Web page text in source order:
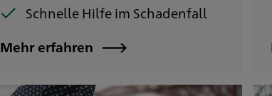
Schnelle Hilfe im Schadenfall
Mehr erfahren